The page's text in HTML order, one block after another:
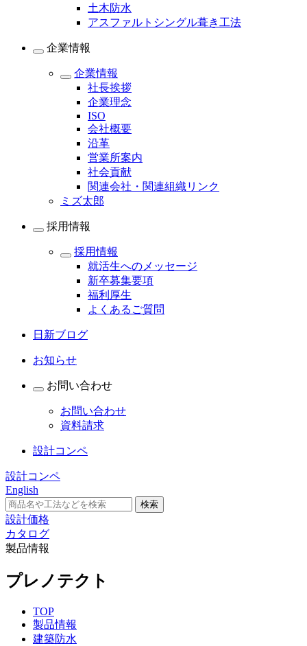
土木防水
アスファルトシングル葺き工法
企業情報
企業情報
社長挨拶
企業理念
ISO
会社概要
沿革
営業所案内
社会貢献
関連会社・関連組織リンク
ミズ太郎
採用情報
採用情報
就活生へのメッセージ
新卒募集要項
福利厚生
よくあるご質問
日新ブログ
お知らせ
お問い合わせ
お問い合わせ
資料請求
設計コンペ
設計コンペ
English
設計価格
カタログ
製品情報
プレノテクト
TOP
製品情報
建築防水